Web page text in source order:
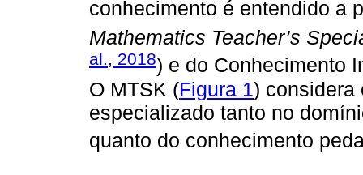
conhecimento é entendido a
Mathematics Teacher’s
al., 2018) e do Conhecimento
O MTSK (Figura 1) considera
especializado tanto no
quanto do conhecimento